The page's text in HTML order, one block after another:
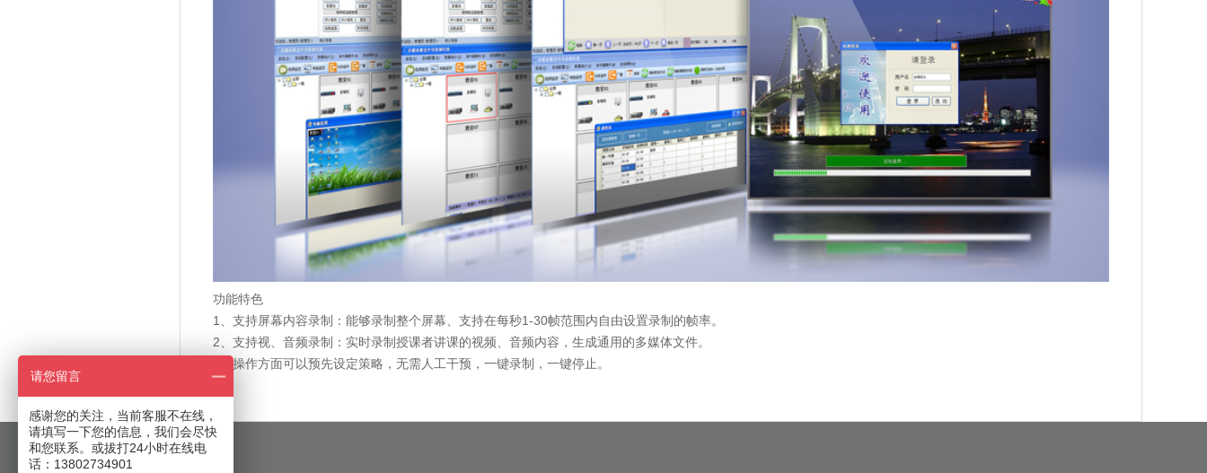
功能特色
1、支持屏幕内容录制：能够录制整个屏幕、支持在每秒1-30帧范围内自由设置录制的帧率。
2、支持视、音频录制：实时录制授课者讲课的视频、音频内容，生成通用的多媒体文件。
3、操作方面可以预先设定策略，无需人工干预，一键录制，一键停止。
请您留言
感谢您的关注，当前客服不在线，
请填写一下您的信息，我们会尽快
和您联系。或拔打24小时在线电
话：13802734901